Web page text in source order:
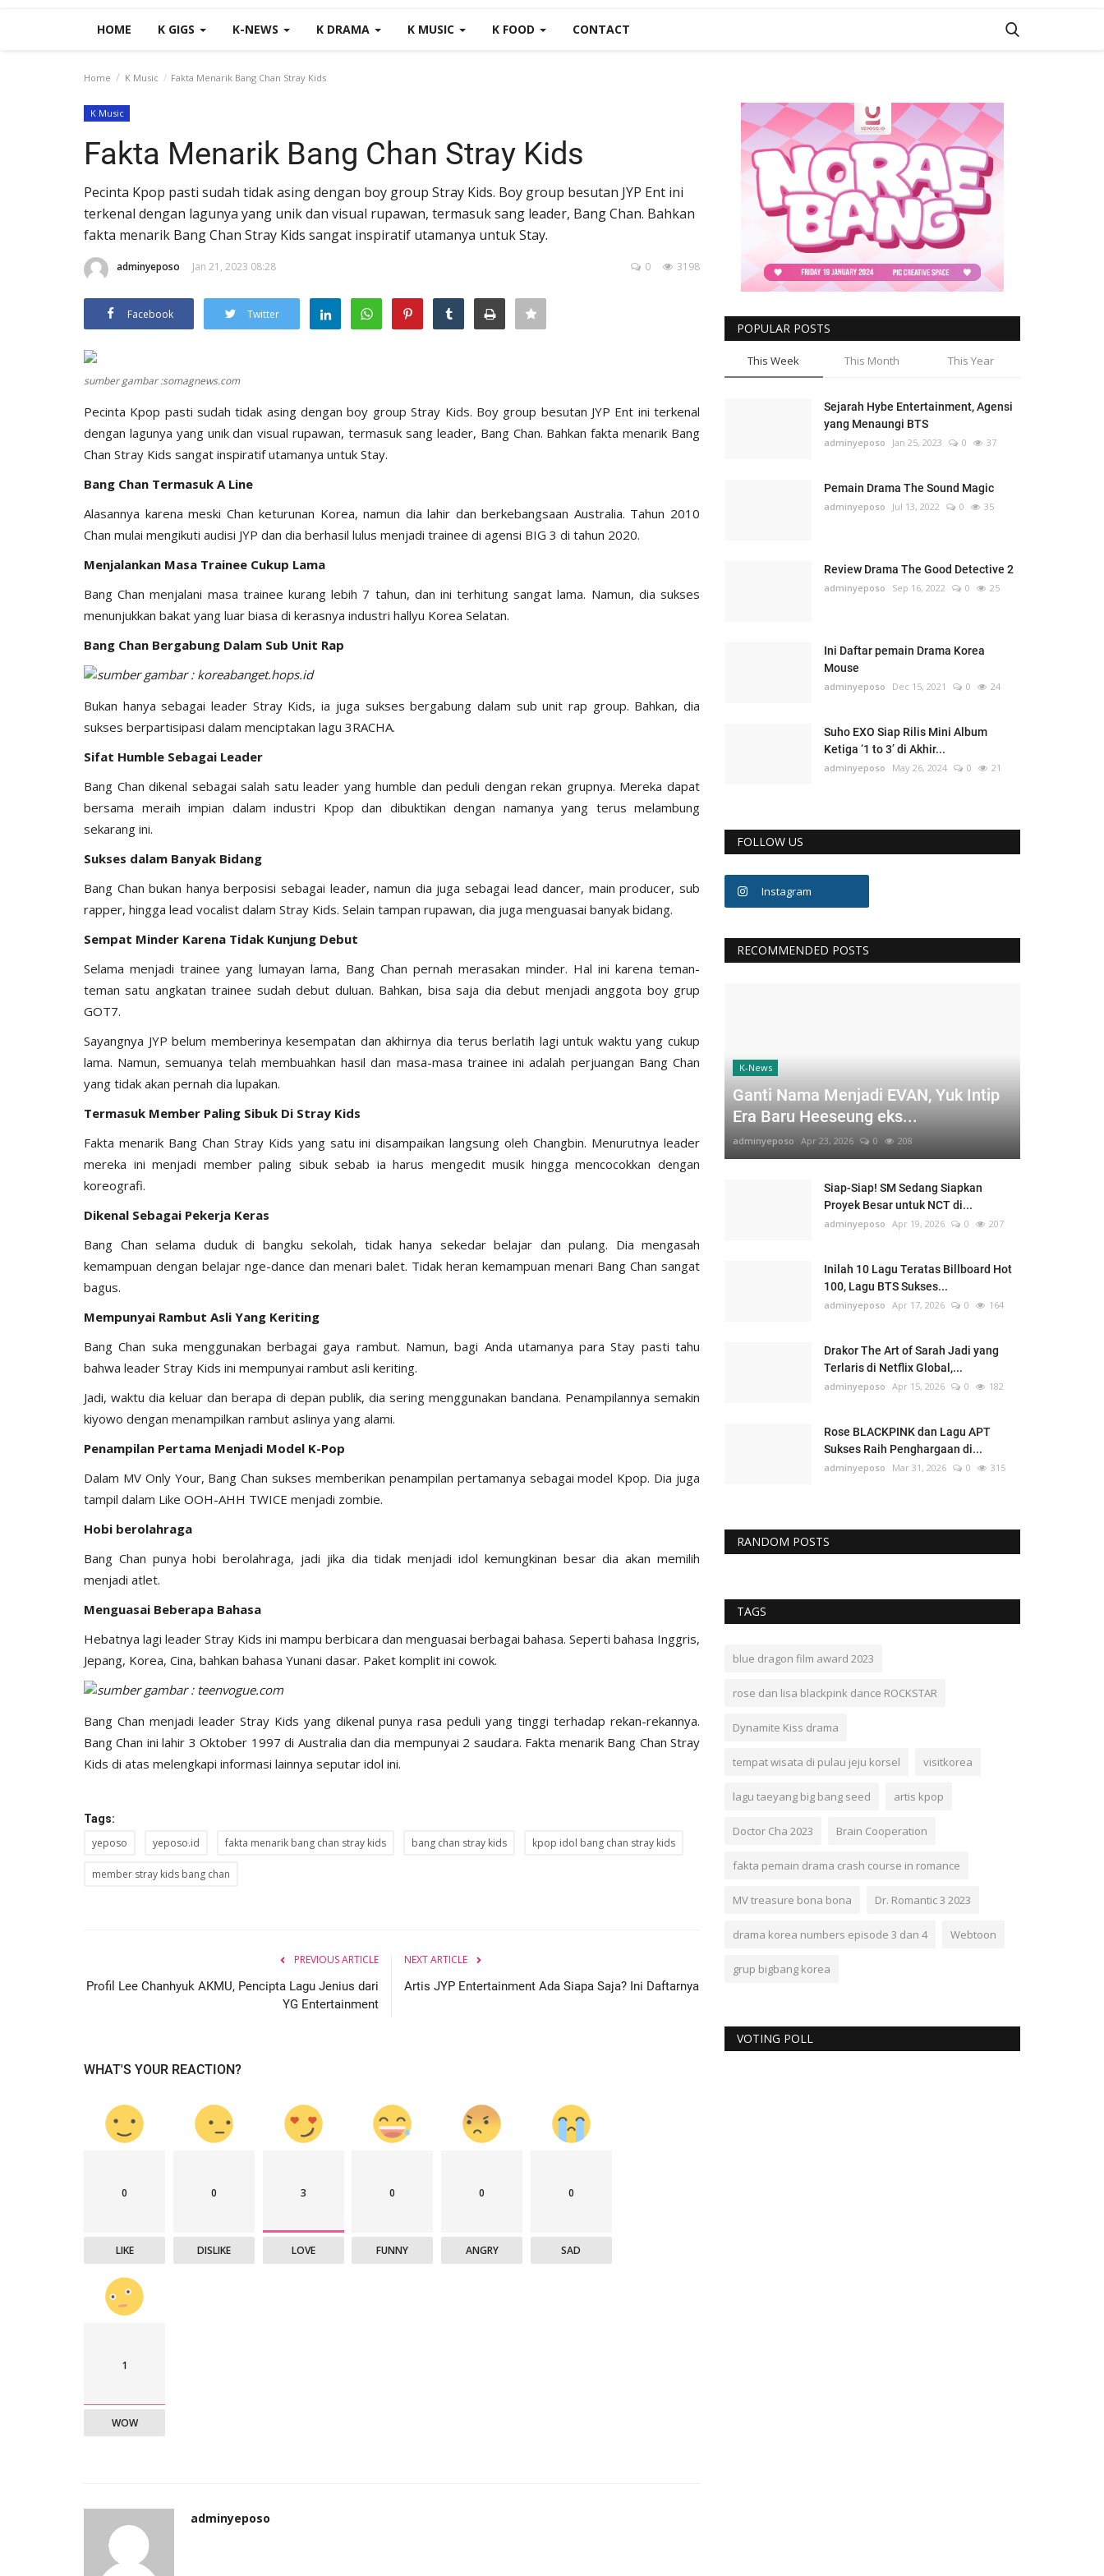
HOME K GIGS K-NEWS K DRAMA K MUSIC K FOOD CONTACT
Home K Music Fakta Menarik Bang Chan Stray Kids
K Music
Fakta Menarik Bang Chan Stray Kids
Pecinta Kpop pasti sudah tidak asing dengan boy group Stray Kids. Boy group besutan JYP Ent ini
terkenal dengan lagunya yang unik dan visual rupawan, termasuk sang leader, Bang Chan. Bahkan
fakta menarik Bang Chan Stray Kids sangat inspiratif utamanya untuk Stay.
adminyeposo Jan 21, 2023 08:28 3198
0
Facebook Twitter
sumber gambar :somagnews.com
Pecinta Kpop pasti sudah tidak asing dengan boy group Stray Kids. Boy group besutan JYP Ent ini terkenal
dengan lagunya yang unik dan visual rupawan, termasuk sang leader, Bang Chan. Bahkan fakta menarik Bang
Chan Stray Kids sangat inspiratif utamanya untuk Stay.
Bang Chan Termasuk A Line
Alasannya karena meski Chan keturunan Korea, namun dia lahir dan berkebangsaan Australia. Tahun 2010
Chan mulai mengikuti audisi JYP dan dia berhasil lulus menjadi trainee di agensi BIG 3 di tahun 2020.
Menjalankan Masa Trainee Cukup Lama
Bang Chan menjalani masa trainee kurang lebih 7 tahun, dan ini terhitung sangat lama. Namun, dia sukses
menunjukkan bakat yang luar biasa di kerasnya industri hallyu Korea Selatan.
Bang Chan Bergabung Dalam Sub Unit Rap
sumber gambar : koreabanget.hops.id
Bukan hanya sebagai leader Stray Kids, ia juga sukses bergabung dalam sub unit rap group. Bahkan, dia
sukses berpartisipasi dalam menciptakan lagu 3RACHA.
Sifat Humble Sebagai Leader
Bang Chan dikenal sebagai salah satu leader yang humble dan peduli dengan rekan grupnya. Mereka dapat
bersama meraih impian dalam industri Kpop dan dibuktikan dengan namanya yang terus melambung
sekarang ini.
Sukses dalam Banyak Bidang
Bang Chan bukan hanya berposisi sebagai leader, namun dia juga sebagai lead dancer, main producer, sub
rapper, hingga lead vocalist dalam Stray Kids. Selain tampan rupawan, dia juga menguasai banyak bidang.
Sempat Minder Karena Tidak Kunjung Debut
Selama menjadi trainee yang lumayan lama, Bang Chan pernah merasakan minder. Hal ini karena teman-
teman satu angkatan trainee sudah debut duluan. Bahkan, bisa saja dia debut menjadi anggota boy grup
GOT7.
Sayangnya JYP belum memberinya kesempatan dan akhirnya dia terus berlatih lagi untuk waktu yang cukup
lama. Namun, semuanya telah membuahkan hasil dan masa-masa trainee ini adalah perjuangan Bang Chan
yang tidak akan pernah dia lupakan.
Termasuk Member Paling Sibuk Di Stray Kids
Fakta menarik Bang Chan Stray Kids yang satu ini disampaikan langsung oleh Changbin. Menurutnya leader
mereka ini menjadi member paling sibuk sebab ia harus mengedit musik hingga mencocokkan dengan
koreografi.
Dikenal Sebagai Pekerja Keras
Bang Chan selama duduk di bangku sekolah, tidak hanya sekedar belajar dan pulang. Dia mengasah
kemampuan dengan belajar nge-dance dan menari balet. Tidak heran kemampuan menari Bang Chan sangat
bagus.
Mempunyai Rambut Asli Yang Keriting
Bang Chan suka menggunakan berbagai gaya rambut. Namun, bagi Anda utamanya para Stay pasti tahu
bahwa leader Stray Kids ini mempunyai rambut asli keriting.
Jadi, waktu dia keluar dan berapa di depan publik, dia sering menggunakan bandana. Penampilannya semakin
kiyowo dengan menampilkan rambut aslinya yang alami.
Penampilan Pertama Menjadi Model K-Pop
Dalam MV Only Your, Bang Chan sukses memberikan penampilan pertamanya sebagai model Kpop. Dia juga
tampil dalam Like OOH-AHH TWICE menjadi zombie.
Hobi berolahraga
Bang Chan punya hobi berolahraga, jadi jika dia tidak menjadi idol kemungkinan besar dia akan memilih
menjadi atlet.
Menguasai Beberapa Bahasa
Hebatnya lagi leader Stray Kids ini mampu berbicara dan menguasai berbagai bahasa. Seperti bahasa Inggris,
Jepang, Korea, Cina, bahkan bahasa Yunani dasar. Paket komplit ini cowok.
sumber gambar : teenvogue.com
Bang Chan menjadi leader Stray Kids yang dikenal punya rasa peduli yang tinggi terhadap rekan-rekannya.
Bang Chan ini lahir 3 Oktober 1997 di Australia dan dia mempunyai 2 saudara. Fakta menarik Bang Chan Stray
Kids di atas melengkapi informasi lainnya seputar idol ini.
Tags:
yeposo yeposo.id fakta menarik bang chan stray kids bang chan stray kids kpop idol bang chan stray kids
member stray kids bang chan
PREVIOUS ARTICLE
Profil Lee Chanhyuk AKMU, Pencipta Lagu Jenius dari
YG Entertainment
NEXT ARTICLE
Artis JYP Entertainment Ada Siapa Saja? Ini Daftarnya
WHAT'S YOUR REACTION?
0
LIKE
0
DISLIKE
3
LOVE
0
FUNNY
0
ANGRY
0
SAD
1
WOW
adminyeposo
POPULAR POSTS
This Week This Month This Year
Sejarah Hybe Entertainment, Agensi
yang Menaungi BTS
adminyeposo Jan 25, 2023 0 37
Pemain Drama The Sound Magic
adminyeposo Jul 13, 2022 0 35
Review Drama The Good Detective 2
adminyeposo Sep 16, 2022 0 25
Ini Daftar pemain Drama Korea
Mouse
adminyeposo Dec 15, 2021 0 24
Suho EXO Siap Rilis Mini Album
Ketiga ‘1 to 3’ di Akhir...
adminyeposo May 26, 2024 0 21
FOLLOW US
Instagram
RECOMMENDED POSTS
K-News
Ganti Nama Menjadi EVAN, Yuk Intip
Era Baru Heeseung eks...
adminyeposo Apr 23, 2026 0 208
Siap-Siap! SM Sedang Siapkan
Proyek Besar untuk NCT di...
adminyeposo Apr 19, 2026 0 207
Inilah 10 Lagu Teratas Billboard Hot
100, Lagu BTS Sukses...
adminyeposo Apr 17, 2026 0 164
Drakor The Art of Sarah Jadi yang
Terlaris di Netflix Global,...
adminyeposo Apr 15, 2026 0 182
Rose BLACKPINK dan Lagu APT
Sukses Raih Penghargaan di...
adminyeposo Mar 31, 2026 0 315
RANDOM POSTS
TAGS
blue dragon film award 2023
rose dan lisa blackpink dance ROCKSTAR
Dynamite Kiss drama
tempat wisata di pulau jeju korsel visitkorea
lagu taeyang big bang seed artis kpop
Doctor Cha 2023 Brain Cooperation
fakta pemain drama crash course in romance
MV treasure bona bona Dr. Romantic 3 2023
drama korea numbers episode 3 dan 4 Webtoon
grup bigbang korea
VOTING POLL